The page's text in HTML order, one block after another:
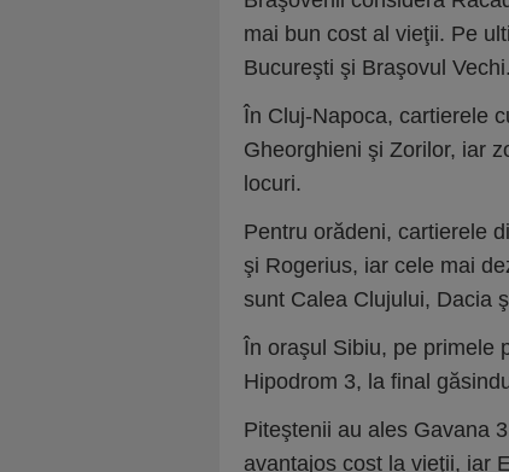
mai bun cost al vieţii. Pe
Bucureşti şi Braşovul Vechi.
În Cluj-Napoca, cartierele
Gheorghieni şi Zorilor, iar
locuri.
Pentru orădeni, cartierele
şi Rogerius, iar cele mai
sunt Calea Clujului, Dacia
În oraşul Sibiu, pe primele
Hipodrom 3, la final
Piteştenii au ales Gavana
avantajos cost la vieţii, iar